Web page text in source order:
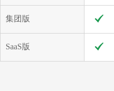
集团版
SaaS版